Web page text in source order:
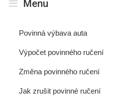
Menu
Povinná výbava auta
Výpočet povinného ručení
Změna povinného ručení
Jak zrušit povinné ručení